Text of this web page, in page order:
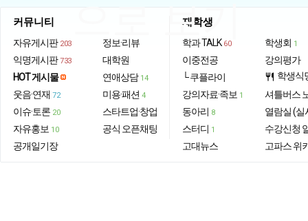
으로 보기
커뮤니티
자유게시판 203
익명게시판 733
HOT 게시물
웃음·연재 72
이슈·토론 20
자유홍보 10
공개일기장
정보·리뷰
대학원
연애상담 14
미용·패션 4
스타트업·창업
공식 오픈채팅
재학생
학과 TALK 60
이중전공
└ 쿠플라이
강의자료·족보 1
동아리 8
스터디 1
고대뉴스
학생회 1
강의평가
restaurant 학생식
셔틀버스
열람실 (실
수강신청
고파스 위